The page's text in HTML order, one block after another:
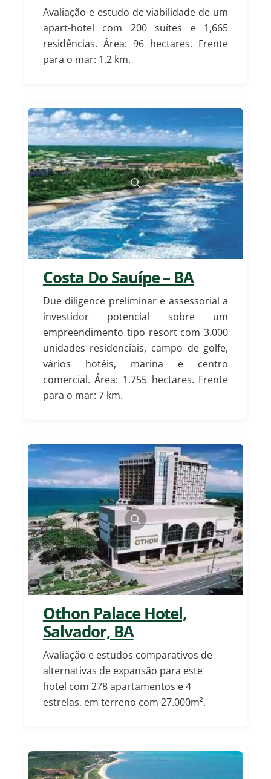
Avaliação e estudo de viabilidade de um
apart-hotel com 200 suítes e 1,665
residências. Área: 96 hectares. Frente
para o mar: 1,2 km.
Costa Do Sauípe – BA
Due diligence preliminar e assessorial a
investidor potencial sobre um
empreendimento tipo resort com 3.000
unidades residenciais, campo de golfe,
vários hotéis, marina e centro
comercial. Área: 1.755 hectares. Frente
para o mar: 7 km.
Othon Palace Hotel,
Salvador, BA
Avaliação e estudos comparativos de
alternativas de expansão para este
hotel com 278 apartamentos e 4
estrelas, em terreno com 27.000m².